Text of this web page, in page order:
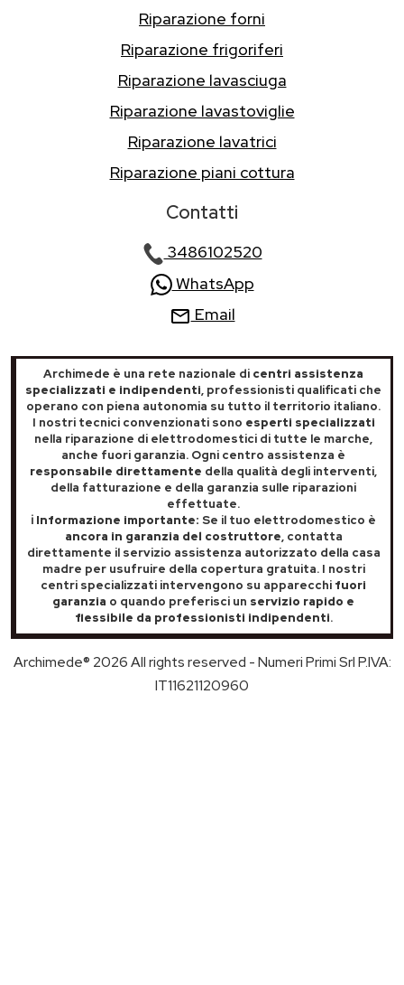
Riparazione forni
Riparazione frigoriferi
Riparazione lavasciuga
Riparazione lavastoviglie
Riparazione lavatrici
Riparazione piani cottura
Contatti
3486102520
WhatsApp
Email
Archimede è una rete nazionale di centri assistenza
specializzati e indipendenti, professionisti qualificati che
operano con piena autonomia su tutto il territorio italiano.
I nostri tecnici convenzionati sono esperti specializzati
nella riparazione di elettrodomestici di tutte le marche,
anche fuori garanzia. Ogni centro assistenza è
responsabile direttamente della qualità degli interventi,
della fatturazione e della garanzia sulle riparazioni
effettuate.
ℹ️ Informazione importante: Se il tuo elettrodomestico è
ancora in garanzia del costruttore, contatta
direttamente il servizio assistenza autorizzato della casa
madre per usufruire della copertura gratuita. I nostri
centri specializzati intervengono su apparecchi fuori
garanzia o quando preferisci un servizio rapido e
flessibile da professionisti indipendenti.
Archimede® 2026 All rights reserved - Numeri Primi Srl P.IVA:
IT11621120960